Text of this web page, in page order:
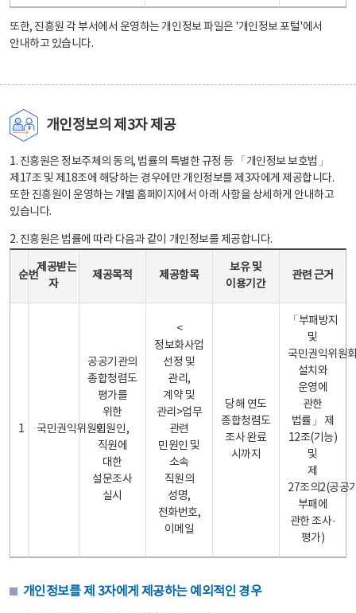
또한, 진흥원 각 부서에서 운영하는 개인정보 파일은 '개인정보 포털'에서
안내하고 있습니다.
개인정보의 제3자 제공
1. 진흥원은 정보주체의 동의, 법률의 특별한 규정 등 「개인정보 보호법」
제17조 및 제18조에 해당하는 경우에만 개인정보를 제3자에게 제공합니다.
또한 진흥원이 운영하는 개별 홈페이지에서 아래 사항을 상세하게 안내하고
있습니다.
2. 진흥원은 법률에 따라 다음과 같이 개인정보를 제공합니다.
순번
제공받는
자
제공목적 제공항목
보유 및
이용기간
관련 근거
1 국민권익위원회
공공기관의
종합청렴도
평가를
위한
민원인,
직원에
대한
설문조사
실시
<
정보화사업
선정 및
관리,
계약 및
관리>업무
관련
민원인 및
소속
직원의
성명,
전화번호,
이메일
당해 연도
종합청렴도
조사 완료
시까지
「부패방지
및
국민권익위원
설치와
운영에
관한
법률」 제
12조(기능)
및
제
27조의2(공공
부패에
관한 조사·
평가)
개인정보를 제 3자에게 제공하는 예외적인 경우